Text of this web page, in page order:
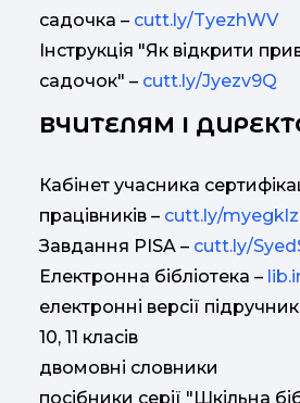
садочка – cutt.ly/TyezhWV
Інструкція "Як відкрити
садочок" – cutt.ly/Jyezv9Q
ВЧИТЕЛЯМ І
Кабінет учасника
працівників – cutt.ly/myegklz
Завдання PISA – cutt.ly/
Електронна бібліотека –
електронні версії
10, 11 класів
двомовні словники
посібники серії "Шкільна